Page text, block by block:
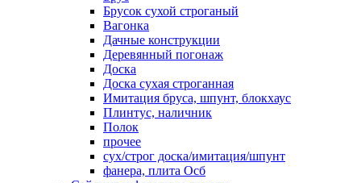
Брусок сухой строганый
Вагонка
Дачные конструкции
Деревянный погонаж
Доска
Доска сухая строганная
Имитация бруса, шпунт, блокхаус
Плинтус, наличник
Полок
прочее
сух/строг доска/имитация/шпунт
фанера, плита Осб